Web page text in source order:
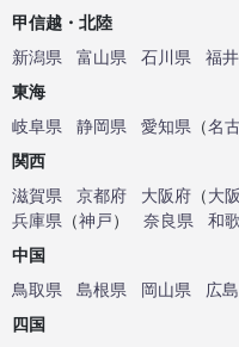
甲信越・北陸
新潟県
富山県 石川県 福
東海
岐阜県
静岡県 愛知県 （名
関西
滋賀県
京都府 大阪府 （大
兵庫県 （神戸） 奈良県
和
中国
鳥取県
島根県 岡山県 広
四国